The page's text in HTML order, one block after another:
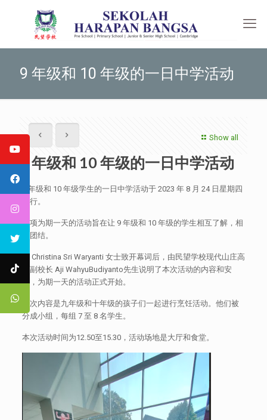
9 年级和 10 年级的一日中学活动
Show all
9 年级和 10 年级的一日中学活动
9 年级和 10 年级学生的一日中学活动于 2023 年 8 月 24 日星期四
举行。
这项为期一天的活动旨在让 9 年级和 10 年级的学生相互了解，相
互团结。
在 Christina Sri Waryanti 女士致开幕词后，由民望学校现代山庄高
中副校长 Aji WahyuBudiyanto先生说明了本次活动的内容和安
排，为期一天的活动正式开始。
这次内容是九年级和十年级的孩子们一起进行烹饪活动。他们被
分成小组，每组 7 至 8 名学生。
本次活动时间为12.50至15.30，活动场地是大厅和食堂。